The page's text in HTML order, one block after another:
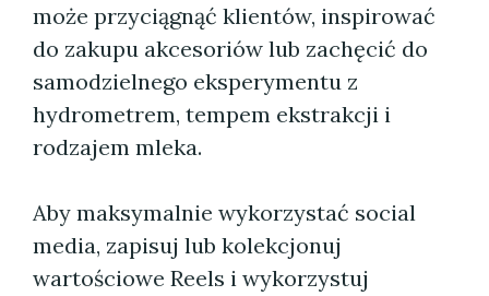
może przyciągnąć klientów, inspirować
do zakupu akcesoriów lub zachęcić do
samodzielnego eksperymentu z
hydrometrem, tempem ekstrakcji i
rodzajem mleka.
Aby maksymalnie wykorzystać social
media, zapisuj lub kolekcjonuj
wartościowe Reels i wykorzystuj